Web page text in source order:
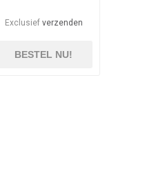
Exclusief verzenden
BESTEL NU!